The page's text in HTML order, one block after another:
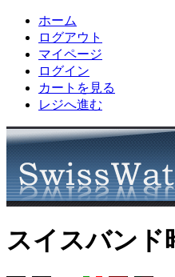
ホーム
ログアウト
マイページ
ログイン
カートを見る
レジへ進む
スイスバンド